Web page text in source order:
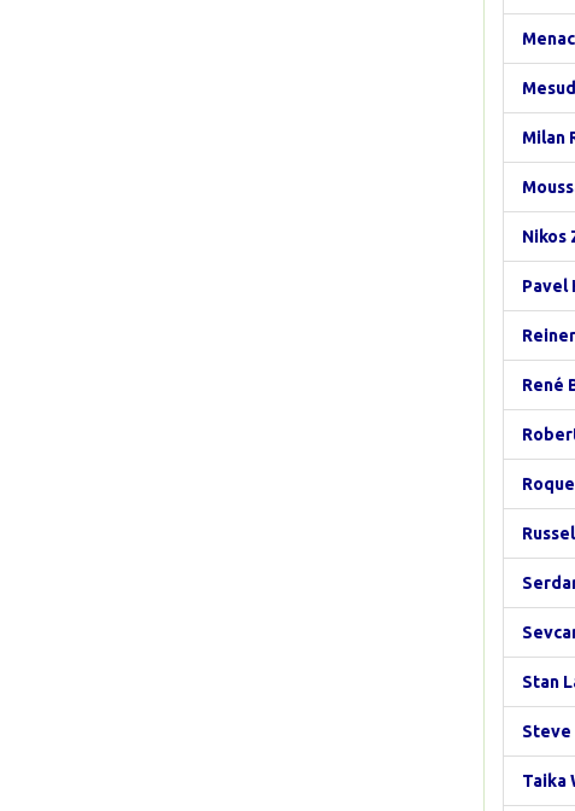
Milan
Nikos
Pavel
René
Stan
Steve
Taika